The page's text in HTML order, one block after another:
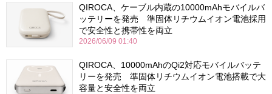
QIROCA、ケーブル内蔵の10000mAhモバイルバ
ッテリーを発売 準固体リチウムイオン電池採用
で安全性と携帯性を両立
2026/06/09 01:40
QIROCA、10000mAhのQi2対応モバイルバッテ
リーを発売 準固体リチウムイオン電池搭載で大
容量と安全性を両立